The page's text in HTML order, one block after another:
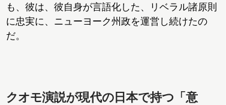
も、彼は、彼自身が言語化した、リベラル諸原則
に忠実に、ニューヨーク州政を運営し続けたの
だ。
クオモ演説が現代の日本で持つ「意